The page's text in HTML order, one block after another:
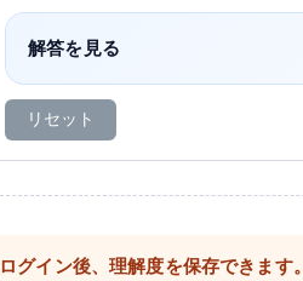
解答を見る
リセット
ログイン後、理解度を保存できます。